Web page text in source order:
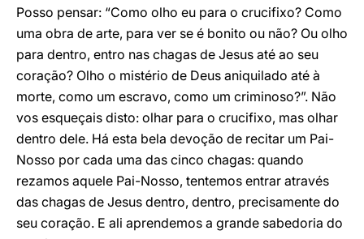
Posso pensar: “Como olho eu para o crucifixo? Como
uma obra de arte, para ver se é bonito ou não? Ou olho
para dentro, entro nas chagas de Jesus até ao seu
coração? Olho o mistério de Deus aniquilado até à
morte, como um escravo, como um criminoso?”. Não
vos esqueçais disto: olhar para o crucifixo, mas olhar
dentro dele. Há esta bela devoção de recitar um Pai-
Nosso por cada uma das cinco chagas: quando
rezamos aquele Pai-Nosso, tentemos entrar através
das chagas de Jesus dentro, dentro, precisamente do
seu coração. E ali aprendemos a grande sabedoria do